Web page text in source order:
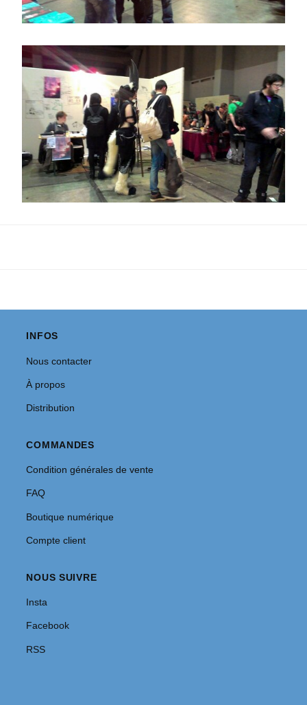
INFOS
Nous contacter
À propos
Distribution
COMMANDES
Condition générales de vente
FAQ
Boutique numérique
Compte client
NOUS SUIVRE
Insta
Facebook
RSS